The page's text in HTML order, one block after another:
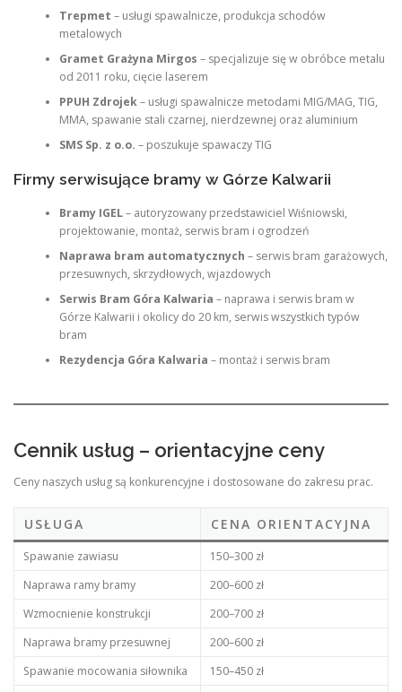
Trepmet – usługi spawalnicze, produkcja schodów
metalowych
Gramet Grażyna Mirgos – specjalizuje się w obróbce metalu
od 2011 roku, cięcie laserem
PPUH Zdrojek– usługi spawalnicze metodami MIG/MAG, TIG,
MMA, spawanie stali czarnej, nierdzewnej oraz aluminium
SMS Sp. z o.o. – poszukuje spawaczy TIG
Firmy serwisujące bramy w Górze Kalwarii
Bramy IGEL– autoryzowany przedstawiciel Wiśniowski,
projektowanie, montaż, serwis bram i ogrodzeń
Naprawa bram automatycznych – serwis bram garażowych,
przesuwnych, skrzydłowych, wjazdowych
Serwis Bram Góra Kalwaria – naprawa i serwis bram w
Górze Kalwarii i okolicy do 20 km, serwis wszystkich typów
bram
Rezydencja Góra Kalwaria – montaż i serwis bram
Cennik usług – orientacyjne ceny
Ceny naszych usług są konkurencyjne i dostosowane do zakresu prac.
USŁUGA CENA ORIENTACYJNA
Spawanie zawiasu
150–300 zł
Naprawa ramy bramy
200–600 zł
Wzmocnienie konstrukcji
200–700 zł
Naprawa bramy przesuwnej
200–600 zł
Spawanie mocowania siłownika
150–450 zł